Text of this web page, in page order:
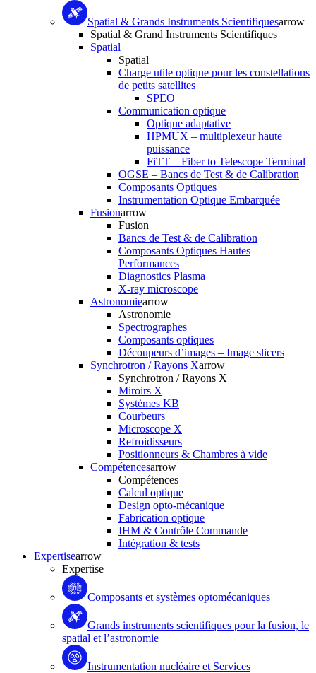
Spatial & Grands Instruments Scientifiquesarrow
Spatial & Grand Instruments Scientifiques
Spatial
Spatial
Charge utile optique pour les constellations
de petits satellites
SPEO
Communication optique
Optique adaptative
HPMUX – multiplexeur haute
puissance
FiTT – Fiber to Telescope Terminal
OGSE – Bancs de Test & de Calibration
Composants Optiques
Instrumentation Optique Embarquée
Fusionarrow
Fusion
Bancs de Test & de Calibration
Composants Optiques Hautes
Performances
Diagnostics Plasma
X-ray microscope
Astronomiearrow
Astronomie
Spectrographes
Composants optiques
Découpeurs d’images – Image slicers
Synchrotron / Rayons Xarrow
Synchrotron / Rayons X
Miroirs X
Systèmes KB
Courbeurs
Microscope X
Refroidisseurs
Positionneurs & Chambres à vide
Compétencesarrow
Compétences
Calcul optique
Design opto-mécanique
Fabrication optique
IHM & Contrôle Commande
Intégration & tests
Expertisearrow
Expertise
Composants et systèmes optomécaniques
Grands instruments scientifiques pour la fusion, le
spatial et l’astronomie
Instrumentation nucléaire et Services